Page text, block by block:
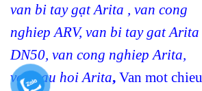
van bi tay gạt Arita , van cong
nghiep ARV, van bi tay gat Arita
DN50, van cong nghiep Arita,
van cau hoi Arita, Van mot chieu